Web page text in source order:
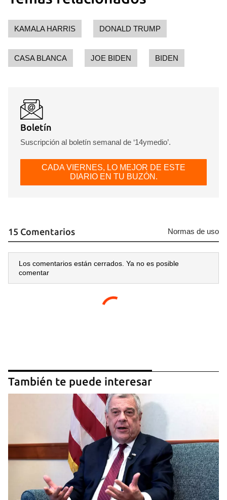
Guardar como favorito
Para poder guardar como favorito, primero has de
iniciar sesión con tu cuenta de 14ymedio.
INICIAR SESIÓN CANCELAR
KAMALA HARRIS DONALD TRUMP
CASA BLANCA JOE BIDEN BIDEN
Boletín
Suscripción al boletín semanal de ‘14ymedio’.
CADA VIERNES, LO MEJOR DE ESTE
DIARIO EN TU BUZÓN.
15 Comentarios Normas de uso
Los comentarios están cerrados. Ya no es posible
comentar
También te puede interesar